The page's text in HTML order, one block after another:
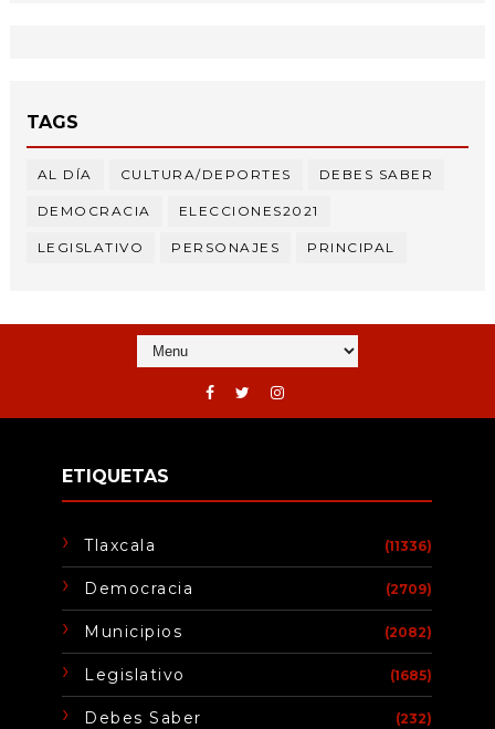
TAGS
AL DÍA CULTURA/DEPORTES DEBES SABER
DEMOCRACIA ELECCIONES2021
LEGISLATIVO PERSONAJES PRINCIPAL
ETIQUETAS
Tlaxcala (11336)
Democracia (2709)
Municipios (2082)
Legislativo (1685)
Debes Saber (232)